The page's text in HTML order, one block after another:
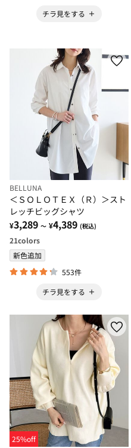
チラ見をする
BELLUNA
＜ＳＯＬＯＴＥＸ（Ｒ）＞スト
レッチビッグシャツ
¥3,289 ～ ¥4,389 (税込)
21colors
新色追加
553件
チラ見をする
25%off